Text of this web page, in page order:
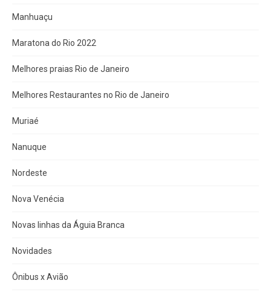
Manhuaçu
Maratona do Rio 2022
Melhores praias Rio de Janeiro
Melhores Restaurantes no Rio de Janeiro
Muriaé
Nanuque
Nordeste
Nova Venécia
Novas linhas da Águia Branca
Novidades
Ônibus x Avião